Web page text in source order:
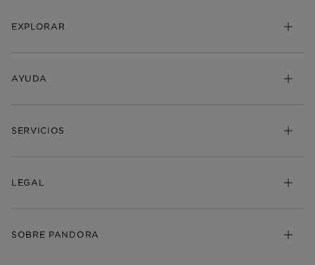
EXPLORAR
AYUDA
SERVICIOS
LEGAL
SOBRE PANDORA